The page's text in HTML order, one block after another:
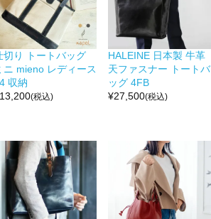
切り トートバッグ
ニ mieno レディース
収納
13,200(税込)
HALEINE 日本製 牛革
天ファスナー トートバ
ッグ 4FB
¥27,500(税込)